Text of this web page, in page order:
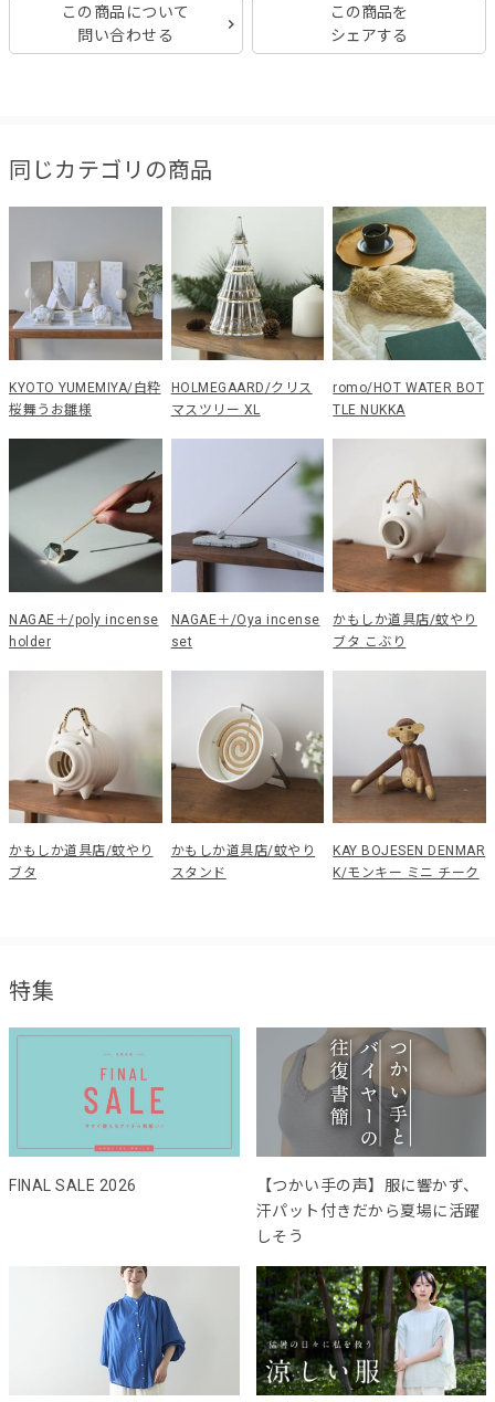
この商品について
問い合わせる
この商品を
シェアする
同じカテゴリの商品
KYOTO YUMEMIYA/白粋
桜舞うお雛様
HOLMEGAARD/クリス
マスツリー XL
romo/HOT WATER BOT
TLE NUKKA
NAGAE＋/poly incense
holder
NAGAE＋/Oya incense
set
かもしか道具店/蚊やり
ブタ こぶり
かもしか道具店/蚊やり
ブタ
かもしか道具店/蚊やり
スタンド
KAY BOJESEN DENMAR
K/モンキー ミニ チーク
特集
FINAL SALE 2026
【つかい手の声】服に響かず、
汗パット付きだから夏場に活躍
しそう